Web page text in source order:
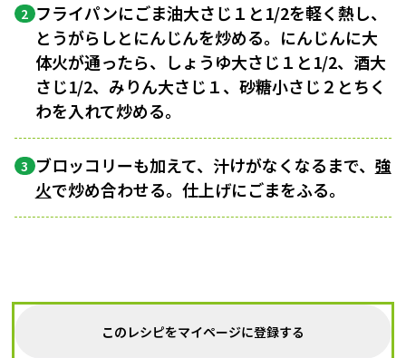
2 フライパンにごま油大さじ１と1/2を軽く熱し、
とうがらしとにんじんを炒める。にんじんに大
体火が通ったら、しょうゆ大さじ１と1/2、酒大
さじ1/2、みりん大さじ１、砂糖小さじ２とちく
わを入れて炒める。
3 ブロッコリーも加えて、汁けがなくなるまで、 強
火で炒め合わせる。仕上げにごまをふる。
このレシピをマイページに登録する